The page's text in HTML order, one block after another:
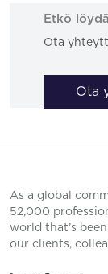
Etkö
Ota
Ota
As a global
52,000
world that’s
our clients,